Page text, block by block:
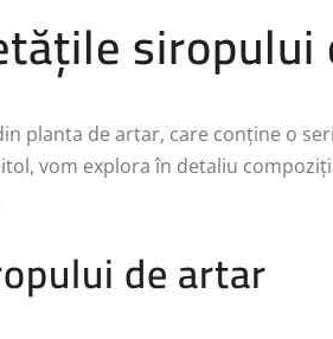
planta de artar, care conține o
vom explora în detaliu
de artar